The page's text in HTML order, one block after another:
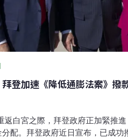
登加速《降低通膨法案》撥
返白宮之際，拜登政府正加緊推進
分配。拜登政府近日宣布，已成